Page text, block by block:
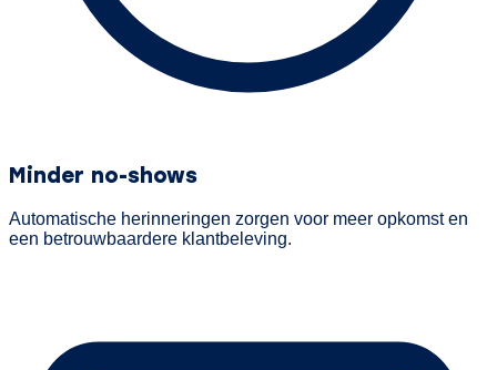
Minder no-shows
Automatische herinneringen zorgen voor meer opkomst en
een betrouwbaardere klantbeleving.